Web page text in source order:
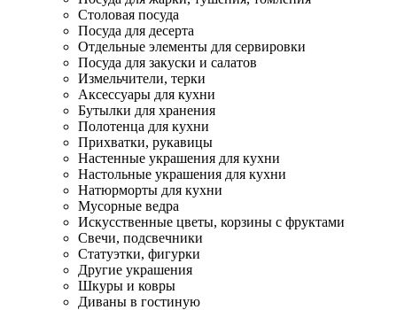
Столовая посуда
Посуда для десерта
Отдельные элементы для сервировки
Посуда для закуски и салатов
Измельчители, терки
Аксессуары для кухни
Бутылки для хранения
Полотенца для кухни
Прихватки, рукавицы
Настенные украшения для кухни
Настольные украшения для кухни
Натюрморты для кухни
Мусорные ведра
Искусственные цветы, корзины с фруктами
Свечи, подсвечники
Статуэтки, фигурки
Другие украшения
Шкуры и ковры
Диваны в гостиную